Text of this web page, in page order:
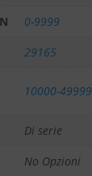
0-9999
29165
10000-49999
Di serie
No Opzioni